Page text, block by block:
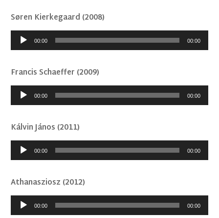
Søren Kierkegaard (2008)
Audió
lejátszó00:00 00:00
Francis Schaeffer (2009)
Audió
lejátszó00:00 00:00
Kálvin János (2011)
Audió
lejátszó00:00 00:00
Athanasziosz (2012)
Audió
lejátszó00:00 00:00